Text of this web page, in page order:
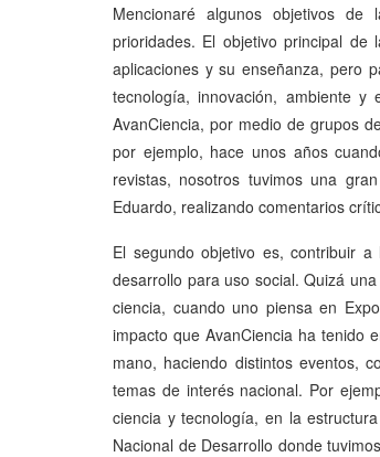
Mencionaré algunos objetivos
prioridades. El objetivo principal
aplicaciones y su enseñanza, pero
tecnología, innovación, ambiente
AvanCiencia, por medio de grupos
por ejemplo, hace unos años
revistas, nosotros tuvimos una
Eduardo, realizando comentarios
El segundo objetivo es, contribuir
desarrollo para uso social. Quizá
ciencia, cuando uno piensa en
impacto que AvanCiencia ha tenido
mano, haciendo distintos eventos,
temas de interés nacional. Por
ciencia y tecnología, en la
Nacional de Desarrollo donde